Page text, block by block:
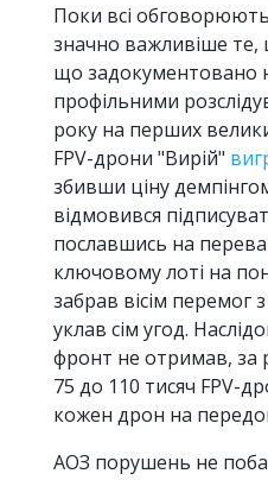
Поки всі
значно важливіше те,
що задокументовано
профільними
року на перших
FPV-дрони "Вирій"
збивши ціну
відмовився
пославшись на
ключовому лоті на
забрав вісім перемог
уклав сім угод.
фронт не отримав, за
75 до 110 тисяч FPV-
кожен дрон на
АОЗ порушень не